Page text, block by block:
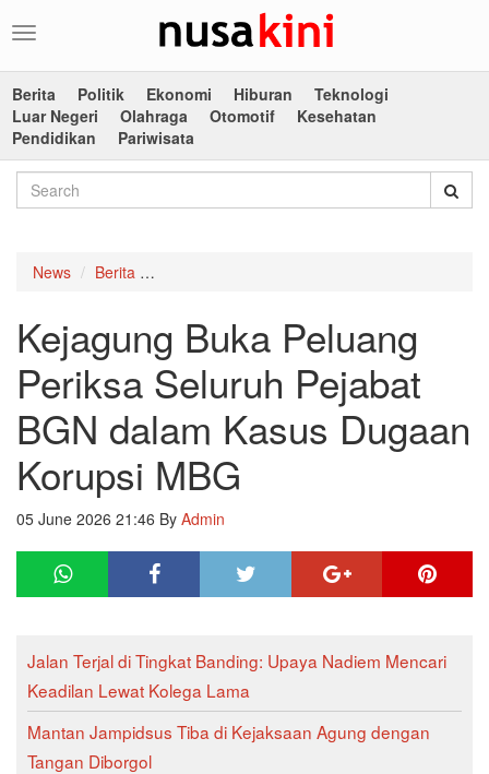
Toggle
Berita
Politik Ekonomi Hiburan
Teknologi
Luar Negeri
Olahraga Otomotif
Kesehatan
Pendidikan
Pariwisata
News Berita
Kejagung Buka Peluang
Periksa Seluruh Pejabat
BGN dalam Kasus Dugaan
Korupsi MBG
05 June 2026 21:46 By Admin
Jalan Terjal di Tingkat Banding: Upaya Nadiem Mencari
Keadilan Lewat Kolega Lama
Mantan Jampidsus Tiba di Kejaksaan Agung dengan
Tangan Diborgol